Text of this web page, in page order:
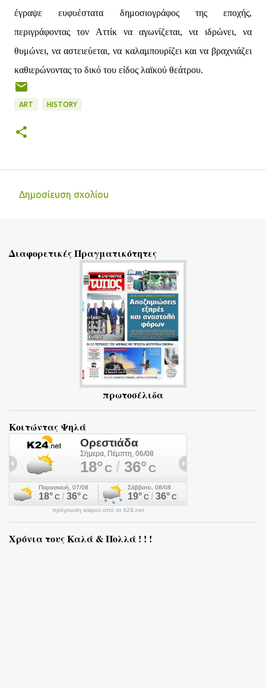
έγραψε ευφυέστατα δημοσιογράφος της εποχής,
περιγράφοντας τον Αττίκ να αγωνίζεται, να ιδρώνει, να
θυμώνει, να αστειεύεται, να καλαμπουρίζει και να βραχνιάζει
καθιερώνοντας το δικό του είδος λαϊκού θεάτρου.
ART HISTORY
λ
Δημοσίευση σχολίου
Διαφορετικές Πραγματικότητες
πρωτοσέλιδα
Κοιτώντας Ψηλά
πρόγνωση καιρού από το k24.net
Χρόνια τους Καλά & Πολλά ! ! !